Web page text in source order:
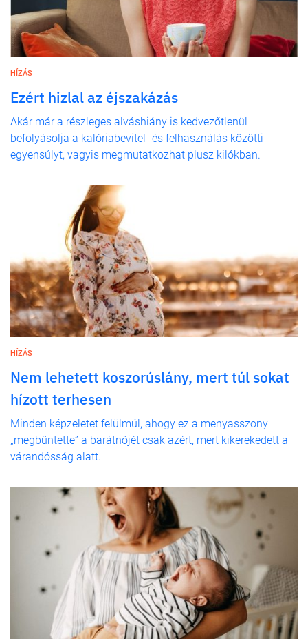
HÍZÁS
Ezért hizlal az éjszakázás
Akár már a részleges alváshiány is kedvezőtlenül
befolyásolja a kalóriabevitel- és felhasználás közötti
egyensúlyt, vagyis megmutatkozhat plusz kilókban.
HÍZÁS
Nem lehetett koszorúslány, mert túl sokat
hízott terhesen
Minden képzeletet felülmúl, ahogy ez a menyasszony
„megbüntette” a barátnőjét csak azért, mert kikerekedett a
várandósság alatt.